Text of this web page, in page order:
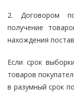
2. Договором
получение
нахождения
Если срок
товаров
в разумный срок